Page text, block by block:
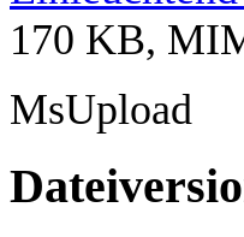
170 KB,
MsUpload